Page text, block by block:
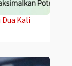
Kali